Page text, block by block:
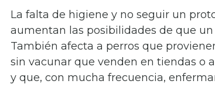
La falta de higiene y no seguir un
aumentan las posibilidades de que
También afecta a perros que
sin vacunar que venden en tiendas o
y que, con mucha frecuencia,